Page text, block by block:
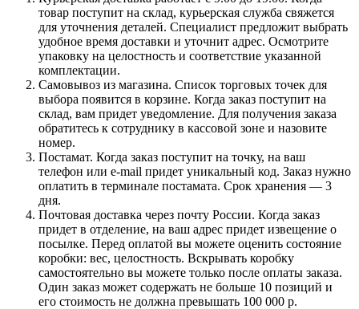
товар поступит на склад, курьерская служба свяжется
для уточнения деталей. Специалист предложит выбрать
удобное время доставки и уточнит адрес. Осмотрите
упаковку на целостность и соответствие указанной
комплектации.
Самовывоз из магазина. Список торговых точек для
выбора появится в корзине. Когда заказ поступит на
склад, вам придет уведомление. Для получения заказа
обратитесь к сотруднику в кассовой зоне и назовите
номер.
Постамат. Когда заказ поступит на точку, на ваш
телефон или e-mail придет уникальный код. Заказ нужно
оплатить в терминале постамата. Срок хранения — 3
дня.
Почтовая доставка через почту России. Когда заказ
придет в отделение, на ваш адрес придет извещение о
посылке. Перед оплатой вы можете оценить состояние
коробки: вес, целостность. Вскрывать коробку
самостоятельно вы можете только после оплаты заказа.
Один заказ может содержать не больше 10 позиций и
его стоимость не должна превышать 100 000 р.